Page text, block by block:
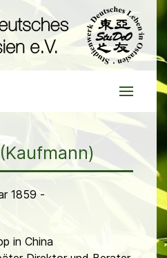
1859 -
in China